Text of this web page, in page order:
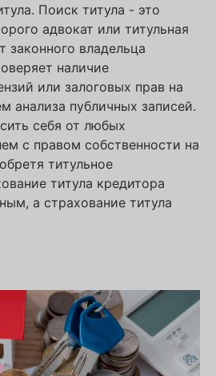
Поиск титула - это
адвокат или титульная
законного владельца
наличие
или залоговых прав на
анализа публичных записей.
себя от любых
с правом собственности на
титульное
титула кредитора
а страхование титула